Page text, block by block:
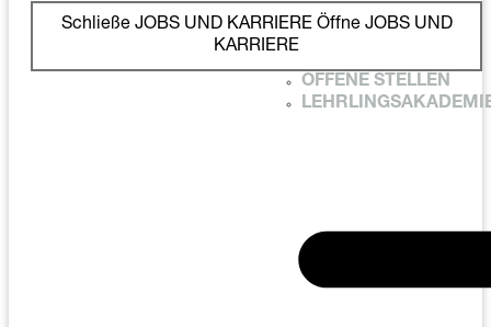
Schließe JOBS UND KARRIERE Öffne JOBS UND
KARRIERE
OFFENE STELLEN